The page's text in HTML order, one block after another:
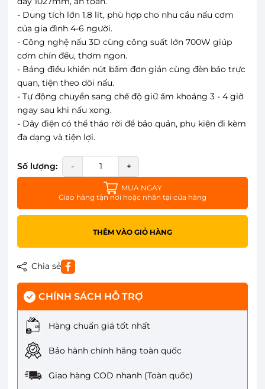
- Dung tích lớn 1.8 lít, phù hợp cho nhu cầu nấu cơm
của gia đình 4-6 người.
- Công nghệ nấu 3D cùng công suất lớn 700W giúp
cơm chín đều, thơm ngon.
- Bảng điều khiển nút bấm đơn giản cùng đèn báo trực
quan, tiện theo dõi nấu.
- Tự động chuyển sang chế độ giữ ấm khoảng 3 - 4 giờ
ngay sau khi nấu xong.
- Dây điện có thể tháo rời để bảo quản, phụ kiện đi kèm
đa dạng và tiện lợi.
Số lượng: - +
MUA NGAY
Giao hàng tận nơi hoặc nhận tại cửa hàng
THÊM VÀO GIỎ HÀNG
Chia sẻ
CHÍNH SÁCH HỖ TRỢ
Hàng chuẩn giá tốt nhất
Bảo hành chính hãng toàn quốc
Giao hàng COD nhanh (Toàn quốc)